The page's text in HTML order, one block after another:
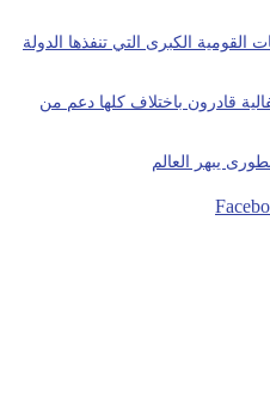
الكبرى التي تنفذها الدولة
قادرون باختلاف كلها دعم من
يبهر العالم